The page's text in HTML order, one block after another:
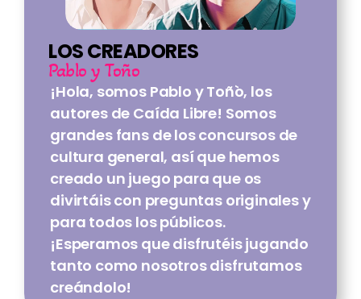
LOS CREADORES
Pablo y Toño
¡Hola, somos Pablo y Toñ`o, los
autores de Caída Libre! Somos
grandes fans de los concursos de
cultura general, así que hemos
creado un juego para que os
divirtáis con preguntas originales y
para todos los públicos.
¡Esperamos que disfrutéis jugando
tanto como nosotros disfrutamos
creándolo!